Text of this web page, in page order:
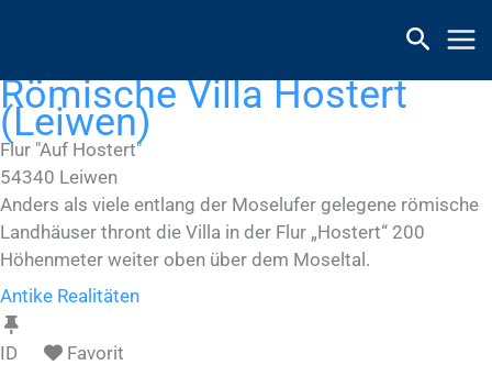
Römische Villa Hostert
(Leiwen)
Flur "Auf Hostert"
54340 Leiwen
Anders als viele entlang der Moselufer gelegene römische
Landhäuser thront die Villa in der Flur „Hostert“ 200
Höhenmeter weiter oben über dem Moseltal.
Antike Realitäten
ID
Favorit